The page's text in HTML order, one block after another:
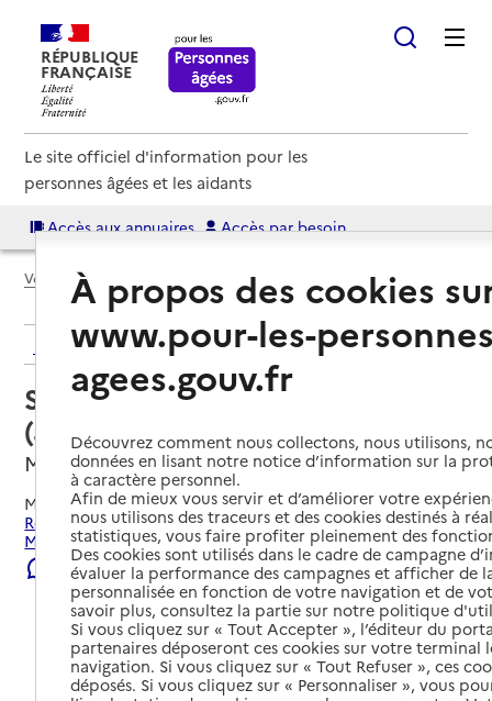
RÉPUBLIQUE
FRANÇAISE
Le site officiel d'information pour les
personnes âgées et les aidants
Accès aux annuaires Accès par besoin
Voir le fil d’Ariane
Retour aux résultats de l'annuaire
Service autonomie à domicile
(aide) – ADMR
Migné-Auxances, VIENNE
Mis à jour le08/08/2026
Rechercher les établissements et services autour de
Migné-Auxances.
Signaler une erreur
À propos des cookies
www.pour-les-
agees.gouv.fr
Découvrez comment nous collectons, nous utilisons,
données en lisant notre notice d’information sur la
à caractère personnel.
Afin de mieux vous servir et d’améliorer votre
nous utilisons des traceurs et des cookies destinés à
statistiques, vous faire profiter pleinement des
Des cookies sont utilisés dans le cadre de campagne
évaluer la performance des campagnes et afficher de
personnalisée en fonction de votre navigation et de
savoir plus, consultez la partie sur notre politique
Si vous cliquez sur « Tout Accepter », l’éditeur du
partenaires déposeront ces cookies sur votre terminal
navigation. Si vous cliquez sur « Tout Refuser », ces
déposés. Si vous cliquez sur « Personnaliser », vous